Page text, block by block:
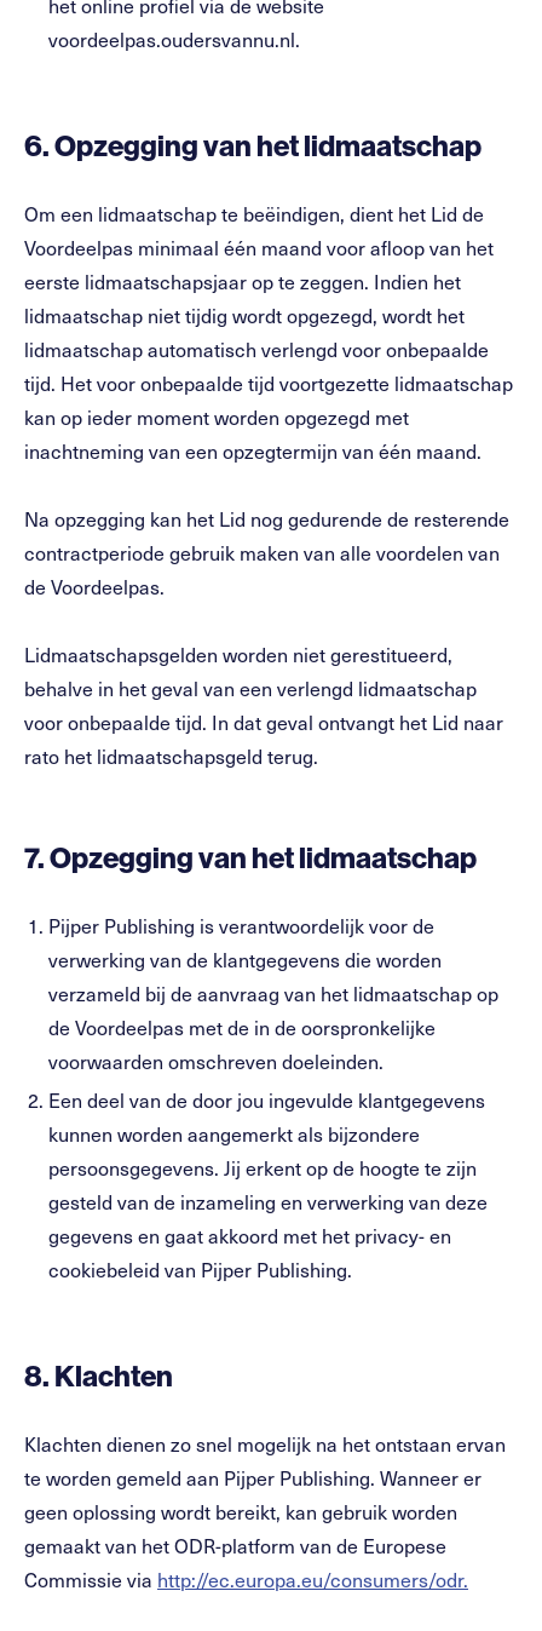
voordeelpas.oudersvannu.nl.
6.Opzegging van het lidmaatschap
Om een lidmaatschap te beëindigen, dient het Lid de
Voordeelpas minimaal één maand voor afloop van het
eerste lidmaatschapsjaar op te zeggen. Indien het
lidmaatschap niet tijdig wordt opgezegd, wordt het
lidmaatschap automatisch verlengd voor onbepaalde
tijd. Het voor onbepaalde tijd voortgezette lidmaatschap
kan op ieder moment worden opgezegd met
inachtneming van een opzegtermijn van één maand.
Na opzegging kan het Lid nog gedurende de resterende
contractperiode gebruik maken van alle voordelen van
de Voordeelpas.
Lidmaatschapsgelden worden niet gerestitueerd,
behalve in het geval van een verlengd lidmaatschap
voor onbepaalde tijd. In dat geval ontvangt het Lid naar
rato het lidmaatschapsgeld terug.
7.Opzegging van het lidmaatschap
Pijper Publishing is verantwoordelijk voor de
verwerking van de klantgegevens die worden
verzameld bij de aanvraag van het lidmaatschap op
de Voordeelpas met de in de oorspronkelijke
voorwaarden omschreven doeleinden.
Een deel van de door jou ingevulde klantgegevens
kunnen worden aangemerkt als bijzondere
persoonsgegevens. Jij erkent op de hoogte te zijn
gesteld van de inzameling en verwerking van deze
gegevens en gaat akkoord met het privacy- en
cookiebeleid van Pijper Publishing.
8. Klachten
Klachten dienen zo snel mogelijk na het ontstaan ervan
te worden gemeld aan Pijper Publishing. Wanneer er
geen oplossing wordt bereikt, kan gebruik worden
gemaakt van het ODR-platform van de Europese
Commissie via http://ec.europa.eu/consumers/odr.